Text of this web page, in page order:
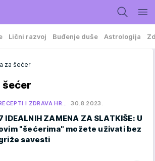
Lični razvoj Buđenje duše Astrologija
za šećer
šećer
I ZDRAVA HR… 30.8.2023.
IDEALNIH ZAMENA ZA SLATKIŠE: U
"šećerima" možete uživati bez
savesti